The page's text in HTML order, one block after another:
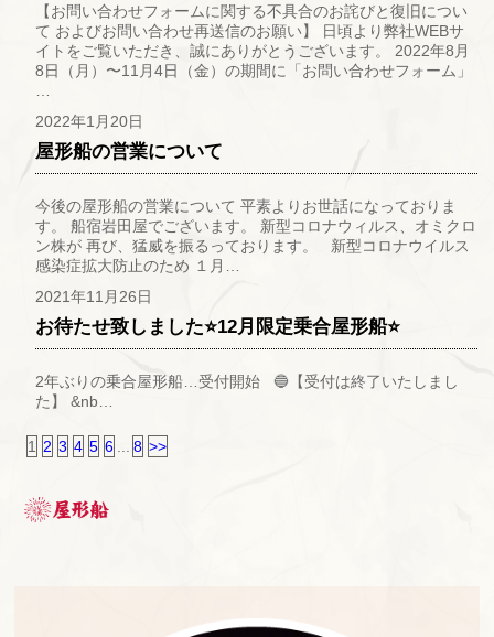
【お問い合わせフォームに関する不具合のお詫びと復旧につい
て およびお問い合わせ再送信のお願い】 日頃より弊社WEBサ
イトをご覧いただき、誠にありがとうございます。 2022年8月
8日（月）〜11月4日（金）の期間に「お問い合わせフォーム」
2022年1月20日
屋形船の営業について
今後の屋形船の営業について 平素よりお世話になっておりま
す。 船宿岩田屋でございます。 新型コロナウィルス、オミクロ
ン株が 再び、猛威を振るっております。 新型コロナウイルス
感染症拡大防止のため １月…
2021年11月26日
お待たせ致しました⭐12月限定乗合屋形船⭐
2年ぶりの乗合屋形船…受付開始 🔵【受付は終了いたしまし
た】 &nb…
1 2 3 4 5 6 8 >>